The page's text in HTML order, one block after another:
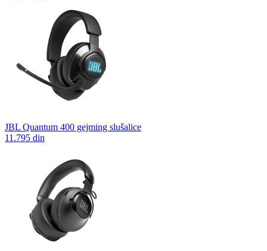
JBL Quantum 400 gejming slušalice
11.795 din